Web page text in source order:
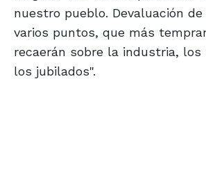
nuestro pueblo. Devaluación de
varios puntos, que más
recaerán sobre la industria, los
los jubilados".